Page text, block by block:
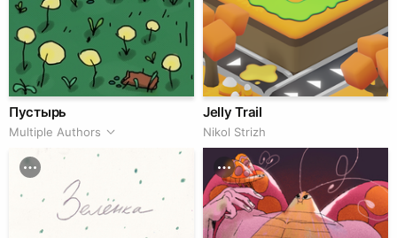
Пустырь
Multiple Authors
Jelly Trail
Nikol Strizh